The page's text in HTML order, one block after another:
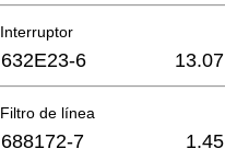
Interruptor
632E23-6 13.07
Filtro de línea
688172-7 1.45